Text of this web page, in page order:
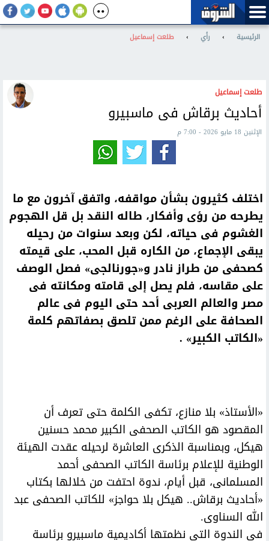
الرئيسية › رأي › طلعت إسماعيل
طلعت إسماعيل
أحاديث برقاش فى ماسبيرو
الإثنين 18 مايو 2026 - 7:00 م
اختلف كثيرون بشأن مواقفه، واتفق آخرون مع ما
يطرحه من رؤى وأفكار، طاله النقد بل قل الهجوم
الغشوم فى حياته، لكن وبعد سنوات من رحيله
يبقى الإجماع، من الكاره قبل المحب، على قيمته
كصحفى من طراز نادر و«جورنالجى» فصل الوصف
على مقاسه، فلم يصل إلى قامته ومكانته فى
مصر والعالم العربى أحد حتى اليوم فى عالم
الصحافة على الرغم ممن تلصق بصفاتهم كلمة
«الكاتب الكبير» .
«الأستاذ» بلا منازع، تكفى الكلمة حتى تعرف أن
المقصود هو الكاتب الصحفى الكبير محمد حسنين
هيكل، وبمناسبة الذكرى العاشرة لرحيله عقدت الهيئة
الوطنية للإعلام برئاسة الكاتب الصحفى أحمد
المسلمانى، قبل أيام، ندوة احتفت من خلالها بكتاب
«أحاديث برقاش.. هيكل بلا حواجز» للكاتب الصحفى عبد
الله السناوى.
فى الندوة التى نظمتها أكاديمية ماسبيرو برئاسة